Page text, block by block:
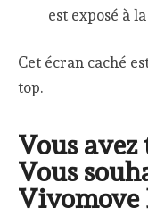
est exposé à
Cet écran caché
top.
Vous
Vous
Vivomove